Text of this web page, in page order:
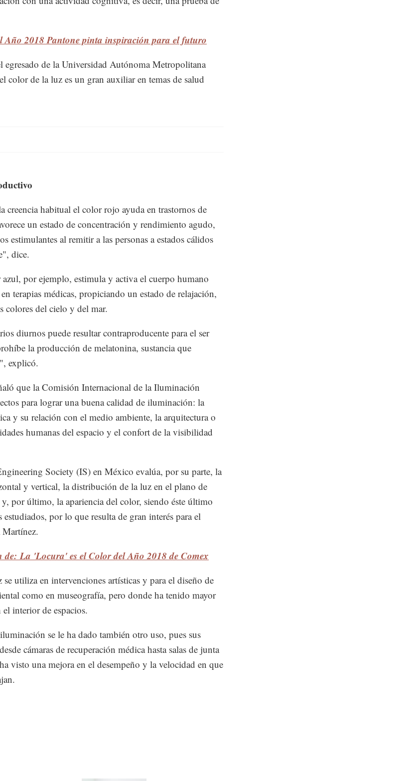
Año 2018 Pantone pinta inspiración para el futuro
egresado de la Universidad Autónoma Metropolitana
color de la luz es un gran auxiliar en temas de salud
creencia habitual el color rojo ayuda en trastornos de
un estado de concentración y rendimiento agudo,
estimulantes al remitir a las personas a estados cálidos
dice.
por ejemplo, estimula y activa el cuerpo humano
terapias médicas, propiciando un estado de relajación,
colores del cielo y del mar.
diurnos puede resultar contraproducente para el ser
la producción de melatonina, sustancia que
explicó.
que la Comisión Internacional de la Iluminación
para lograr una buena calidad de iluminación: la
y su relación con el medio ambiente, la arquitectura o
humanas del espacio y el confort de la visibilidad
Society (IS) en México evalúa, por su parte, la
y vertical, la distribución de la luz en el plano de
por último, la apariencia del color, siendo éste último
por lo que resulta de gran interés para el
de: La 'Locura' es el Color del Año 2018 de Comex
se utiliza en intervenciones artísticas y para el diseño de
como en museografía, pero donde ha tenido mayor
interior de espacios.
se le ha dado también otro uso, pues sus
cámaras de recuperación médica hasta salas de junta
visto una mejora en el desempeño y la velocidad en que